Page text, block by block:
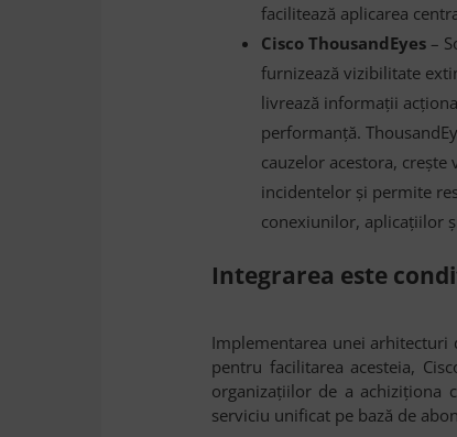
facilitează aplicarea
Cisco ThousandEyes –
furnizează vizibilitate
livrează informații
performanță.
cauzelor acestora,
incidentelor și permite
conexiunilor, aplicațiilor
Integrarea este
Implementarea unei arhitecturi
pentru facilitarea acesteia,
organizațiilor de a achiziționa
serviciu unificat pe bază de